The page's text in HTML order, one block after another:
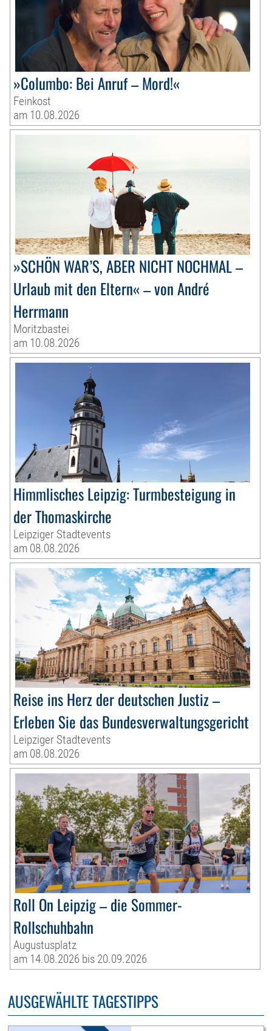
»Columbo: Bei Anruf – Mord!«
Feinkost
am 10.08.2026
»SCHÖN WAR’S, ABER NICHT NOCHMAL –
Urlaub mit den Eltern« – von André
Herrmann
Moritzbastei
am 10.08.2026
Himmlisches Leipzig: Turmbesteigung in
der Thomaskirche
Leipziger Stadtevents
am 08.08.2026
Reise ins Herz der deutschen Justiz –
Erleben Sie das Bundesverwaltungsgericht
Leipziger Stadtevents
am 08.08.2026
Roll On Leipzig – die Sommer-
Rollschuhbahn
Augustusplatz
am 14.08.2026 bis 20.09.2026
AUSGEWÄHLTE TAGESTIPPS